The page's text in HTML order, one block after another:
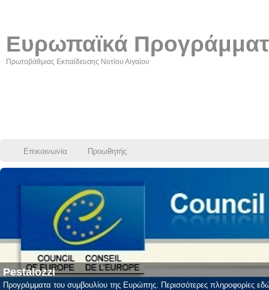
Ευρωπαϊκά
Πρωτοβάθμιας Εκπαίδευσης Νοτίου Αιγαίου
Επικοινωνία Προωθητής
Pestalozzi
Προγράμματα του συμβουλίου της Ευρώπης. Περισσότερες πληροφορίες